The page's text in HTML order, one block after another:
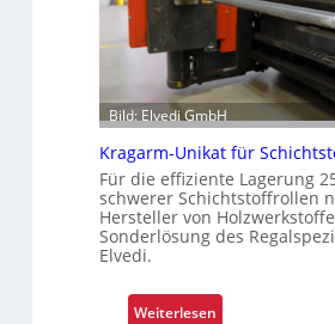
Bild: Elvedi GmbH
Kragarm-Unikat für
Für die effiziente Lagerung
schwerer Schichtstoffrollen
Hersteller von
Sonderlösung des
Elvedi.
Weiterlesen: